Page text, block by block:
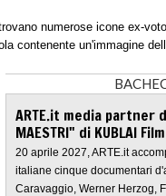
numerose icone ex-
contenente un'immagine
ARTE.it media partner
MAESTRI" di KUBLAI Film
20 aprile 2027, ARTE.it
italiane cinque documentari
Caravaggio, Werner Herzog,